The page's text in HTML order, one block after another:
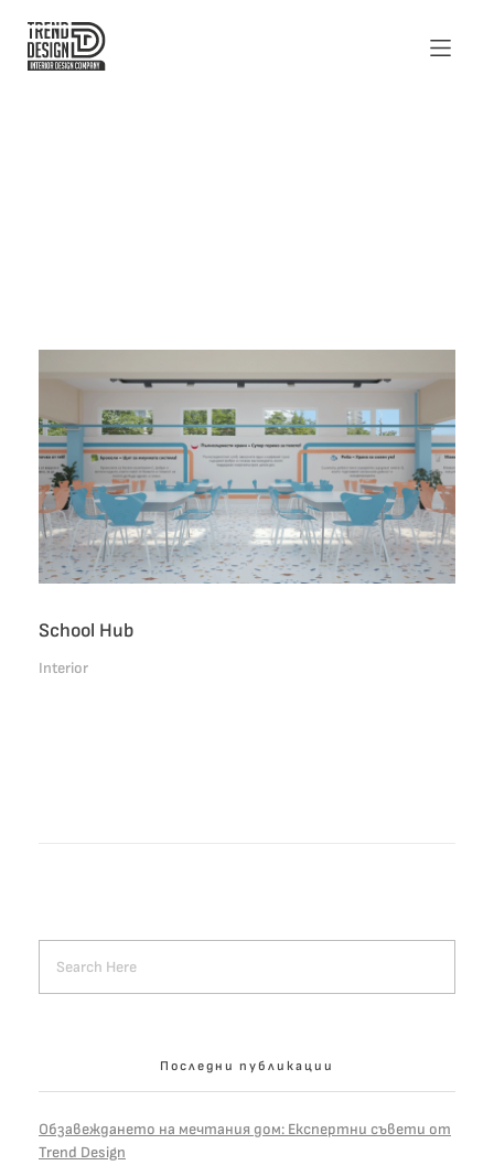
School Hub
Interior
Последни публикации
Обзавеждането на мечтания дом: Експертни съвети от
Trend Design